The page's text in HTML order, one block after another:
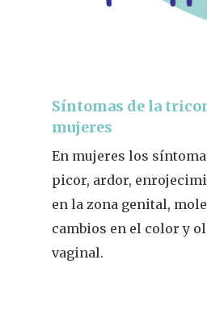
Síntomas de la
mujeres
En mujeres los
picor, ardor,
en la zona genital,
cambios en el color y
vaginal.